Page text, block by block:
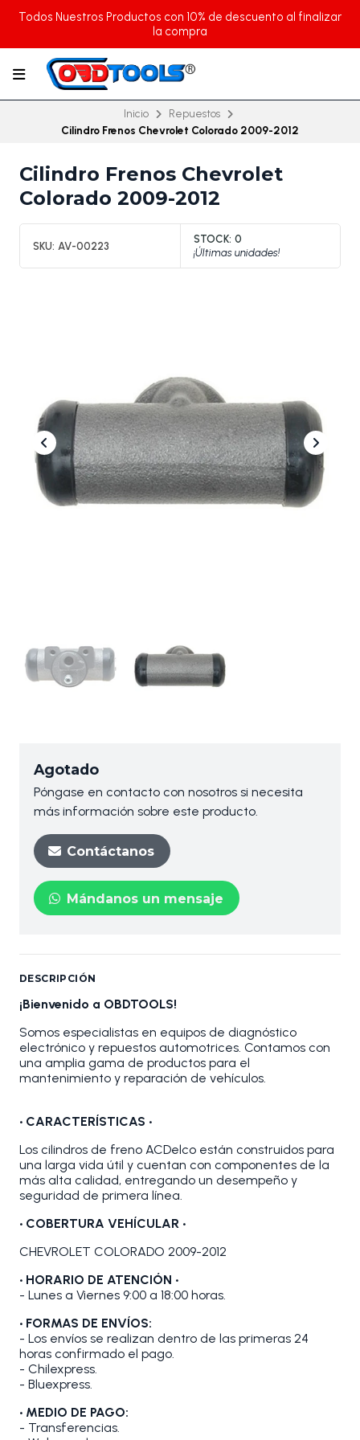
Todos Nuestros Productos con 10% de descuento al finalizar
la compra
Inicio
Repuestos
Cilindro Frenos Chevrolet Colorado 2009-2012
Cilindro Frenos Chevrolet
Colorado 2009-2012
SKU: AV-00223
STOCK: 0
¡Últimas unidades!
Agotado
Póngase en contacto con nosotros si necesita
más información sobre este producto.
Contáctanos
Mándanos un mensaje
DESCRIPCIÓN
¡Bienvenido a OBDTOOLS!
Somos especialistas en equipos de diagnóstico
electrónico y repuestos automotrices. Contamos con
una amplia gama de productos para el
mantenimiento y reparación de vehículos.
• CARACTERÍSTICAS •
Los cilindros de freno ACDelco están construidos para
una larga vida útil y cuentan con componentes de la
más alta calidad, entregando un desempeño y
seguridad de primera línea.
• COBERTURA VEHÍCULAR •
CHEVROLET COLORADO 2009-2012
• HORARIO DE ATENCIÓN •
- Lunes a Viernes 9:00 a 18:00 horas.
• FORMAS DE ENVÍOS:
- Los envíos se realizan dentro de las primeras 24
horas confirmado el pago.
- Chilexpress.
- Bluexpress.
• MEDIO DE PAGO:
- Transferencias.